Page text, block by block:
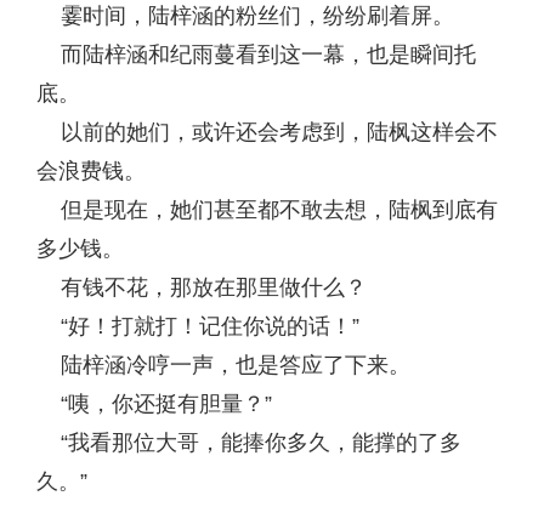
霎时间，陆梓涵的粉丝们，纷纷刷着屏。
而陆梓涵和纪雨蔓看到这一幕，也是瞬间托
底。
以前的她们，或许还会考虑到，陆枫这样会不
会浪费钱。
但是现在，她们甚至都不敢去想，陆枫到底有
多少钱。
有钱不花，那放在那里做什么？
“好！打就打！记住你说的话！”
陆梓涵冷哼一声，也是答应了下来。
“咦，你还挺有胆量？”
“我看那位大哥，能捧你多久，能撑的了多
久。”